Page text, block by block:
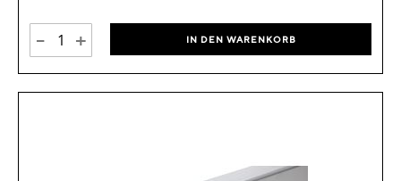
- + IN DEN WARENKORB